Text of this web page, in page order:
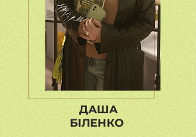
ДАША
БІЛЕНКО